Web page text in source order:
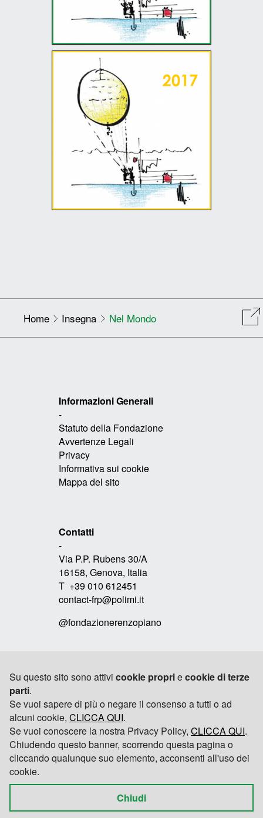
16/06/18 - 25/07/18
The Renzo Piano World
Tour in 40 days - 2017
01/05/17 - 19/07/17
Home Insegna Nel Mondo
Informazioni Generali
-
Statuto della Fondazione
Avvertenze Legali
Privacy
Informativa sui cookie
Mappa del sito
Contatti
-
Via P.P. Rubens 30/A
16158, Genova, Italia
T +39 010 612451
contact-frp@polimi.it
@fondazionerenzopiano
Link
RPBW
TOMOBIKI DESIGN
POLITECNICO DI MILANO
© 2026 Fondazione Renzo Piano
Su questo sito sono attivi cookie propriecookie di terze
parti.
Se vuoi sapere di più o negare il consenso a tutti o ad
alcuni cookie, CLICCA QUI.
Se vuoi conoscere la nostra Privacy Policy, CLICCA QUI.
Chiudendo questo banner, scorrendo questa pagina o
cliccando qualunque suo elemento, acconsenti all'uso dei
cookie.
Chiudi